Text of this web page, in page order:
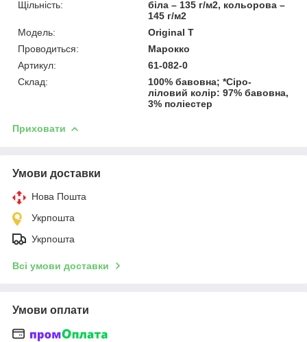
Щільність:
біла – 135 г/м2, кольорова –
145 г/м2
Модель:
Original T
Проводиться:
Марокко
Артикул:
61-082-0
Склад:
100% бавовна; *Сіро-
ліловий колір: 97% бавовна,
3% поліестер
Приховати
Умови доставки
Нова Пошта
Укрпошта
Укрпошта
Всі умови доставки
Умови оплати